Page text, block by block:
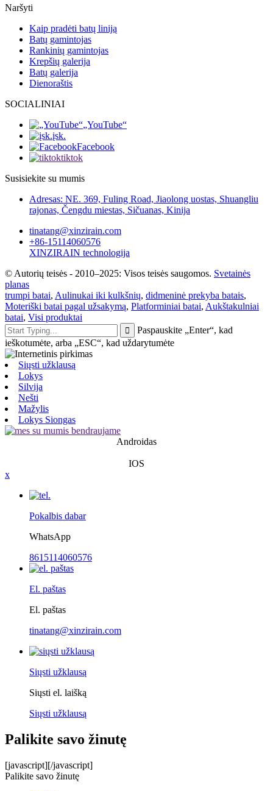
Naršyti
Kaip pradėti batų liniją
Batų gamintojas
Rankinių gamintojas
Krepšių galerija
Batų galerija
Dienoraštis
SOCIALINIAI
„YouTube“
įsk.
Facebook
tiktok
Susisiekite su mumis
Adresas: NE. 369, Fuling Road, Jiaolong uostas, Shuangliu
rajonas, Čengdu miestas, Sičuanas, Kinija
tinatang@xinzirain.com
+86-15114060576
XINZIRAIN technologija
© Autorių teisės - 2010–2025: Visos teisės saugomos. Svetainės
planas
trumpi batai, Aulinukai iki kulkšnių, didmeninė prekyba batais,
Moteriški batai pagal užsakymą, Platforminiai batai, Aukštakulniai
batai, Visi produktai
Paspauskite „Enter“, kad
ieškotumėte, arba „ESC“, kad uždarytumėte
Siųsti užklausą
Lokys
Silvija
Nešti
Mažylis
Lokys Siongas
Androidas
IOS
x
Pokalbis dabar
WhatsApp
8615114060576
El. paštas
El. paštas
tinatang@xinzirain.com
Siųsti užklausą
Siųsti el. laišką
Siųsti užklausą
Palikite savo žinutę
[javascript][/javascript]
Palikite savo žinutę